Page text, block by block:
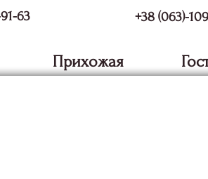
63 +38 (063)-
Прихожая